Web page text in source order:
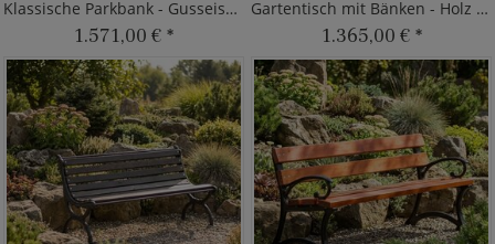
Klassische Parkbank - Gusseisen & Holz
1.571,00 € *
Gartentisch mit Bänken - Holz & Metall
1.365,00 € *